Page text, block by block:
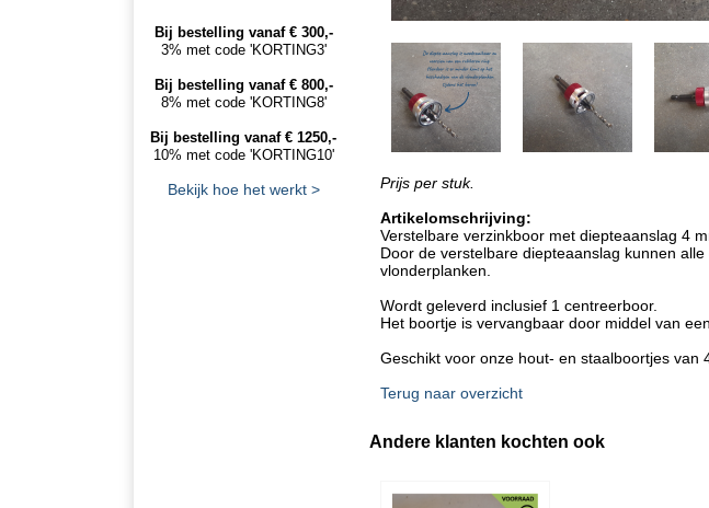
Bij bestelling vanaf € 300,-
3% met code 'KORTING3'
Bij bestelling vanaf € 800,-
8% met code 'KORTING8'
Bij bestelling vanaf € 1250,-
10% met code 'KORTING10'
Bekijk hoe het werkt >
Prijs per stuk.
Artikelomschrijving:
Verstelbare verzinkboor met diepteaanslag 4
Door de verstelbare diepteaanslag kunnen
vlonderplanken.
Wordt geleverd inclusief 1 centreerboor.
Het boortje is vervangbaar door middel van
Geschikt voor onze hout- en staalboortjes van
Terug naar overzicht
Andere klanten kochten ook